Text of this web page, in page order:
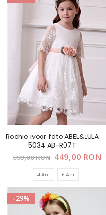
Rochie ivoar fete ABEL&LULA
5034 AB-R07T
699,00 RON Pret
special
449,00 RON
4 Ani 6 Ani
-29%